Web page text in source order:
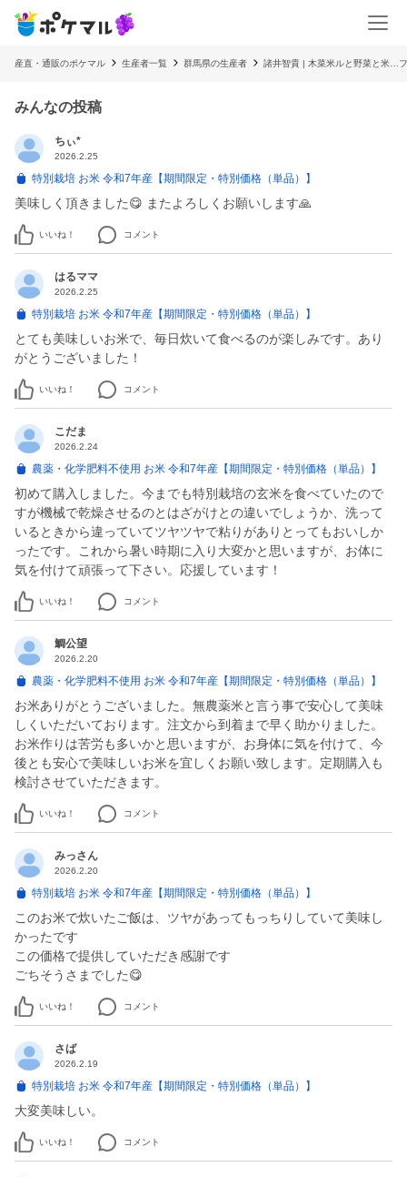
産直・通販のポケマル 生産者一覧 群馬県の生産者 諸井智貴 | 木菜米ルと野菜と米…
みんなの投稿
ちぃ*
2026.2.25
特別栽培 お米 令和7年産【期間限定・特別価格（単品）】
美味しく頂きました😋 またよろしくお願いします🙏
いいね！ コメント
はるママ
2026.2.25
特別栽培 お米 令和7年産【期間限定・特別価格（単品）】
とても美味しいお米で、毎日炊いて食べるのが楽しみです。あり
がとうございました！
いいね！ コメント
こだま
2026.2.24
農薬・化学肥料不使用 お米 令和7年産【期間限定・特別価格（単品）】
初めて購入しました。今までも特別栽培の玄米を食べていたので
すが機械で乾燥させるのとはざがけとの違いでしょうか、洗って
いるときから違っていてツヤツヤで粘りがありとってもおいしか
ったです。これから暑い時期に入り大変かと思いますが、お体に
気を付けて頑張って下さい。応援しています！
いいね！ コメント
鯛公望
2026.2.20
農薬・化学肥料不使用 お米 令和7年産【期間限定・特別価格（単品）】
お米ありがとうございました。無農薬米と言う事で安心して美味
しくいただいております。注文から到着まで早く助かりました。
お米作りは苦労も多いかと思いますが、お身体に気を付けて、今
後とも安心で美味しいお米を宜しくお願い致します。定期購入も
検討させていただきます。
いいね！ コメント
みっさん
2026.2.20
特別栽培 お米 令和7年産【期間限定・特別価格（単品）】
このお米で炊いたご飯は、ツヤがあってもっちりしていて美味し
かったです
この価格で提供していただき感謝です
ごちそうさまでした😋
いいね！ コメント
さば
2026.2.19
特別栽培 お米 令和7年産【期間限定・特別価格（単品）】
大変美味しい。
いいね！ コメント